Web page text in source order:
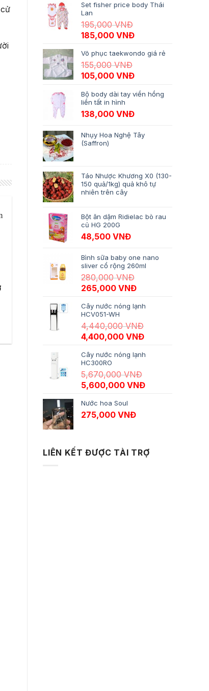
Set fisher price body Thái
Lan
195,000VNĐ
Giá gốc là: 195,000 VNĐ.
185,000 VNĐGiá hiện tại là:
Võ phục taekwondo giá rẻ
155,000VNĐ
Giá gốc là: 155,000 VNĐ.
105,000 VNĐGiá hiện tại là:
Bộ body dài tay viền hồng
liền tất in hình
138,000 VNĐ
Nhụy Hoa Nghệ Tây
(Saffron)
Táo Nhược Khương X0 (130-
150 quả/1kg) quả khô tự
nhiên trên cây
Bột ăn dặm Ridielac bò rau
củ HG 200G
48,500 VNĐ
Bình sữa baby one nano
sliver cổ rộng 260ml
280,000VNĐ
Giá gốc là: 280,000 VNĐ.
265,000 VNĐGiá hiện tại là:
Cây nước nóng lạnh
HCV051-WH
4,440,000VNĐ
Giá gốc là: 4,440,000 VNĐ.
4,400,000 VNĐGiá hiện tại là:
Cây nước nóng lạnh
HC300RO
5,670,000VNĐ
Giá gốc là: 5,670,000 VNĐ.
5,600,000 VNĐGiá hiện tại là:
Nước hoa Soul
275,000 VNĐ
LIÊN KẾT ĐƯỢC TÀI TRỢ